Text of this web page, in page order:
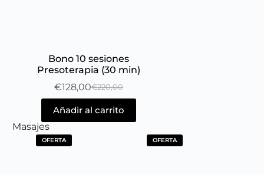
Bono 10 sesiones
Presoterapia (30 min)
€220,00
€128,00
Añadir al carrito
Masajes
OFERTA OFERTA